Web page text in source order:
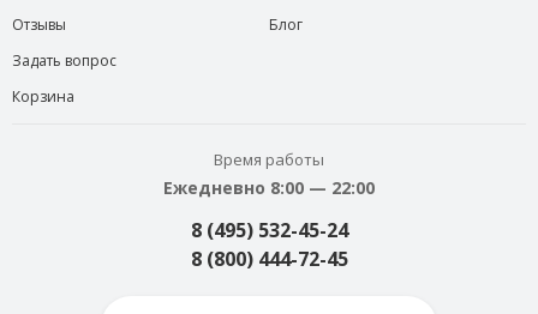
Отзывы
Задать вопрос
Корзина
Блог
Время работы
Ежедневно 8:00 — 22:00
8 (495) 532-45-24
8 (800) 444-72-45